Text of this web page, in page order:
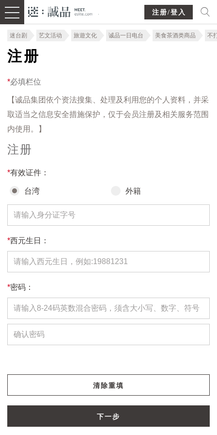
注册/登入
迷台剧 艺文活动 旅遊文化 诚品一日电台 美食茶酒类商品 不
注册
*必填栏位
【诚品集团依个资法搜集、处理及利用您的个人资料，并采
取适当之信息安全措施保护，仅于会员注册及相关服务范围
内使用。】
注册
*有效证件：
台湾 外籍
*西元生日：
*密码：